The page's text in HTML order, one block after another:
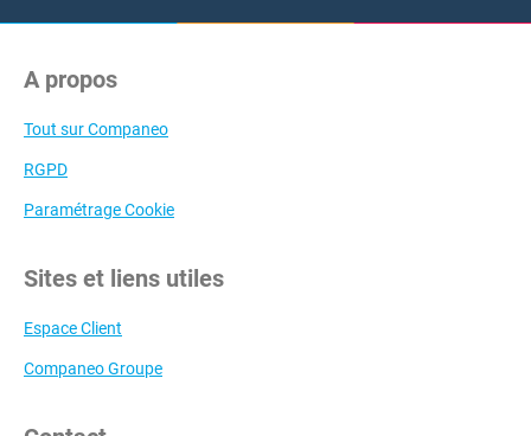
A propos
Tout sur Companeo
RGPD
Paramétrage Cookie
Sites et liens utiles
Espace Client
Companeo Groupe